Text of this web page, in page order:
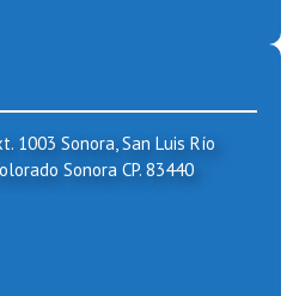
1003 Sonora, San Luis Río
Sonora CP. 83440